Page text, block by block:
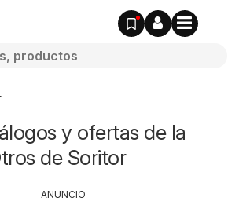
y ofertas de la
de Soritor
ANUNCIO